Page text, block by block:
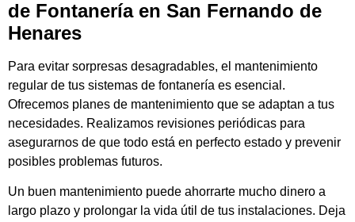
de Fontanería en San Fernando de
Henares
Para evitar sorpresas desagradables, el mantenimiento
regular de tus sistemas de fontanería es esencial.
Ofrecemos planes de mantenimiento que se adaptan a tus
necesidades. Realizamos revisiones periódicas para
asegurarnos de que todo está en perfecto estado y prevenir
posibles problemas futuros.
Un buen mantenimiento puede ahorrarte mucho dinero a
largo plazo y prolongar la vida útil de tus instalaciones. Deja